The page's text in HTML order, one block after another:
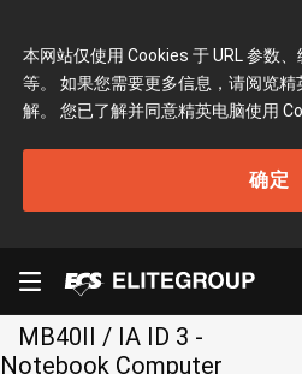
本网站仅使用 Cookies 于 URL 参数
等。 如果您需要更多信息，请阅览精
解。 您已了解并同意精英电脑使用
确定
MB40II / IA ID 3 -
Notebook Computer